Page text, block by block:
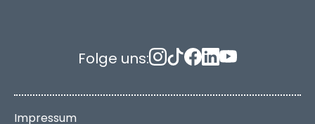
Folge uns:
Impressum